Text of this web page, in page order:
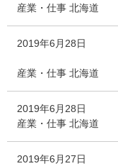
産業・仕事 北海道
2019年6月28日
産業・仕事 北海道
2019年6月28日
産業・仕事 北海道
2019年6月27日